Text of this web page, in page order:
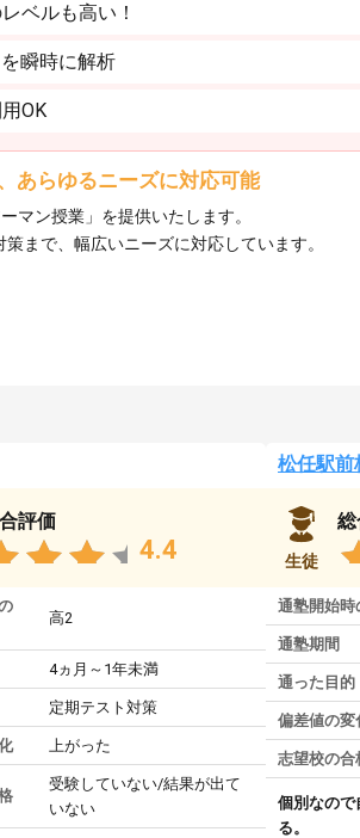
ベルも高い！
瞬時に解析
OK
あらゆるニーズに対応可能
マン授業」を提供いたします。​
まで、幅広いニーズに対応しています。​
評価
4.4
高2
4ヵ月～1年未満
定期テスト対策
上がった
受験していない/結果が出て
いない
松任駅前
生徒
通塾開始時
通塾期間
通った目的
偏差値の変
志望校の合
個別なので
る。